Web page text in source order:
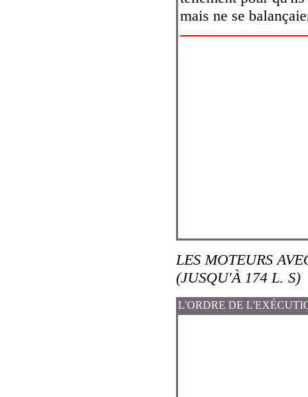
mais ne se
LES MOTEURS
(JUSQU'À 174 L. S)
L'ORDRE DE